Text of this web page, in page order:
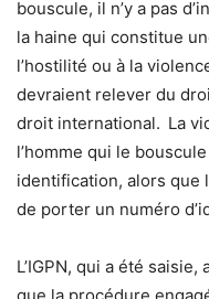
bouscule, il n’y a pas
la haine qui constitue
l’hostilité ou à la
devraient relever du
droit international. La
l’homme qui le
identification, alors que
de porter un numéro
L’IGPN, qui a été